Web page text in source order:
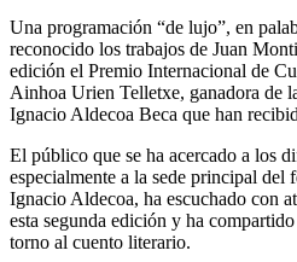
Una programación “de lujo”, en
reconocido los trabajos de Juan
edición el Premio Internacional de
Ainhoa Urien Telletxe, ganadora de
Ignacio Aldecoa Beca que han
El público que se ha acercado a los
especialmente a la sede principal del
Ignacio Aldecoa, ha escuchado con
esta segunda edición y ha
torno al cuento literario.